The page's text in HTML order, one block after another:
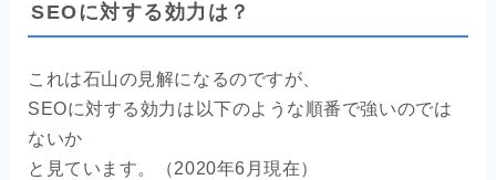
SEOに対する効力は？
これは石山の見解になるのですが、
SEOに対する効力は以下のような順番で強いのでは
ないか
と見ています。（2020年6月現在）